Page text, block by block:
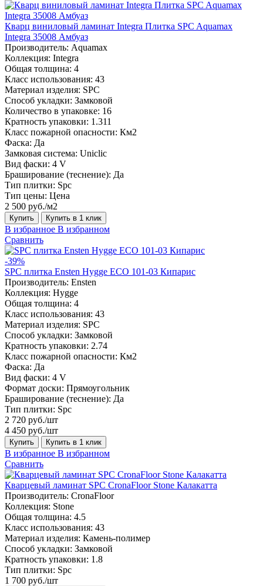
Кварц виниловый ламинат Integra Плитка SPC Aquamax
Integra 35008 Амбуаз
Производитель: Aquamax
Коллекция: Integra
Общая толщина: 4
Класс использования: 43
Материал изделия: SPC
Способ укладки: Замковой
Количество в упаковке: 16
Кратность упаковки: 1.311
Класс пожарной опасности: Км2
Фаска: Да
Замковая система: Uniclic
Вид фаски: 4 V
Браширование (теснение): Да
Тип плитки: Spc
Тип цены: Цена
2 500 руб./м2
Купить Купить в 1 клик
В избранное В избранном
Сравнить
-39%
SPC плитка Ensten Hygge ECO 101-03 Кипарис
Производитель: Ensten
Коллекция: Hygge
Общая толщина: 4
Класс использования: 43
Материал изделия: SPC
Способ укладки: Замковой
Кратность упаковки: 2.74
Класс пожарной опасности: Км2
Фаска: Да
Вид фаски: 4 V
Формат доски: Прямоугольник
Браширование (теснение): Да
Тип плитки: Spc
2 720 руб./шт
4 450 руб./шт
Купить Купить в 1 клик
В избранное В избранном
Сравнить
Кварцевый ламинат SPC CronaFloor Stone Калакатта
Производитель: CronaFloor
Коллекция: Stone
Общая толщина: 4.5
Класс использования: 43
Материал изделия: Камень-полимер
Способ укладки: Замковой
Кратность упаковки: 1.8
Тип плитки: Spc
1 700 руб./шт